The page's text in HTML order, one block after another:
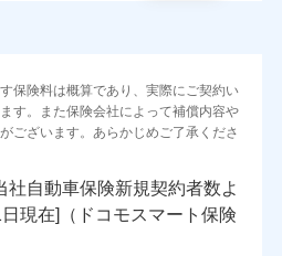
保険料は概算であり、実際にご契約い
す。また保険会社によって補償内容や
ございます。あらかじめご了承くださ
社
新規契約者数よ
日現在]（ドコモスマート保険